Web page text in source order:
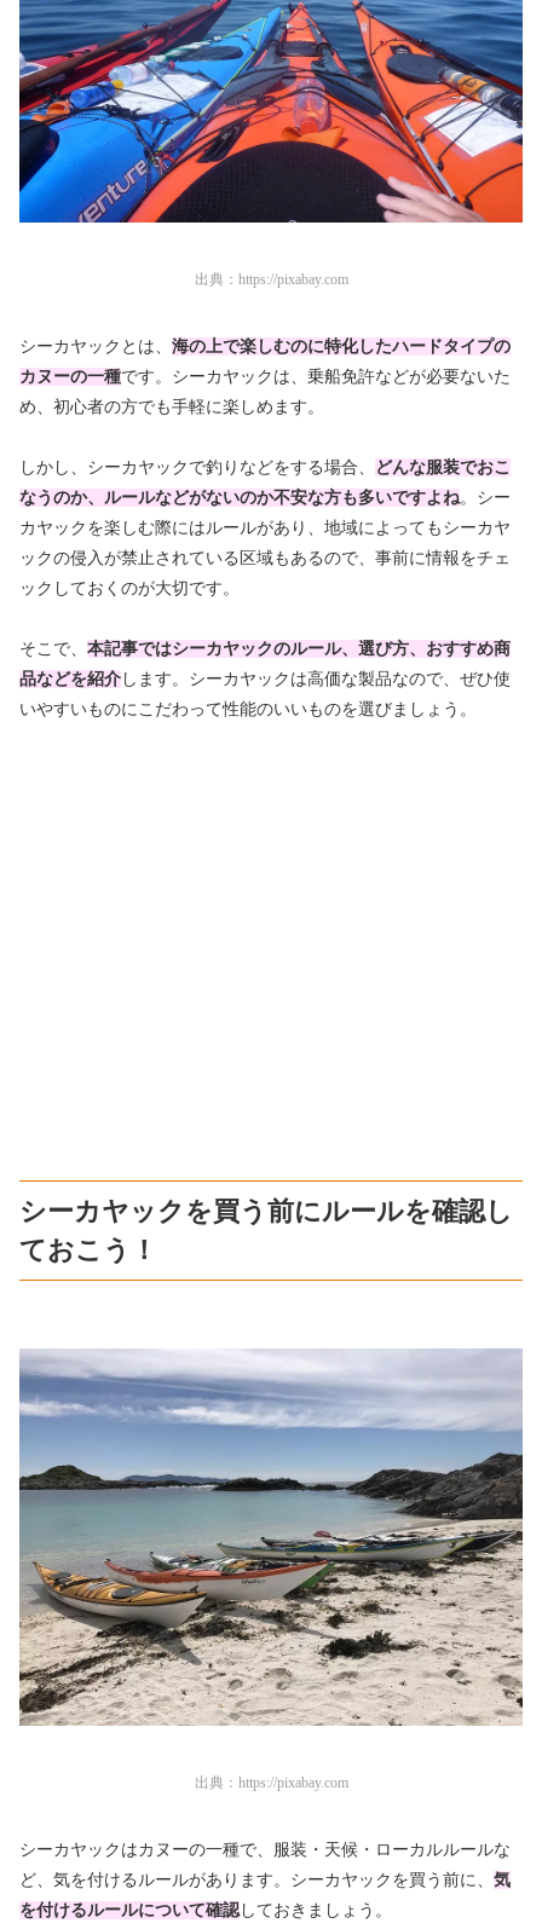
出典： https://pixabay.com
シーカヤックとは、 海の上で楽しむのに特化したハードタイプの
カヌーの一種です。シーカヤックは、乗船免許などが必要ないた
め、初心者の方でも手軽に楽しめます。
しかし、シーカヤックで釣りなどをする場合、
どんな服装でおこ
なうのか、ルールなどがないのか不安な方も多いですよね。シー
カヤックを楽しむ際にはルールがあり、地域によってもシーカヤ
ックの侵入が禁止されている区域もあるので、事前に情報をチェ
ックしておくのが大切です。
そこで、 本記事ではシーカヤックのルール、選び方、おすすめ商
品などを紹介 します。シーカヤックは高価な製品なので、ぜひ使
いやすいものにこだわって性能のいいものを選びましょう。
シーカヤックを買う前にルールを確認し
ておこう！
出典： https://pixabay.com
シーカヤックはカヌーの一種で、服装・天候・ローカルルールな
ど、気を付けるルールがあります。シーカヤックを買う前に、 気
を付けるルールについて確認 しておきましょう。